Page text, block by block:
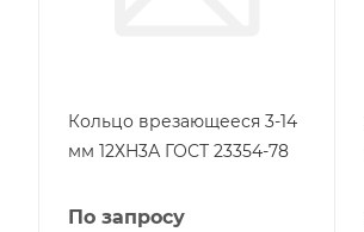
Кольцо врезающееся 3-14
мм 12ХН3А ГОСТ 23354-78
По запросу